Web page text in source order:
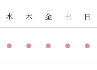
水 木 金 土 日